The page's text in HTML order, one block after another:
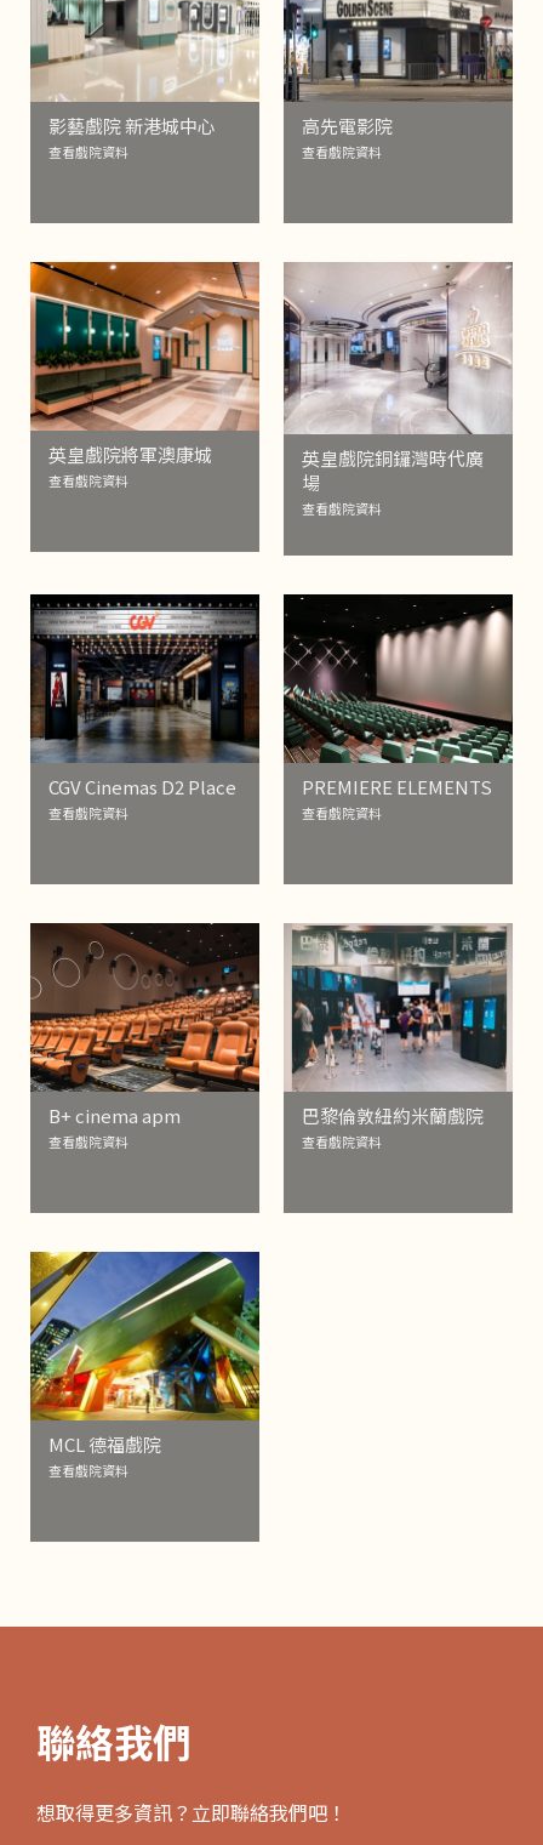
影藝戲院 新港城中心
查看戲院資料
高先電影院
查看戲院資料
英皇戲院將軍澳康城
查看戲院資料
英皇戲院銅鑼灣時代廣
場
查看戲院資料
CGV Cinemas D2 Place
查看戲院資料
PREMIERE ELEMENTS
查看戲院資料
B+ cinema apm
查看戲院資料
巴黎倫敦紐約米蘭戲院
查看戲院資料
MCL 德福戲院
查看戲院資料
聯絡我們
想取得更多資訊？立即聯絡我們吧！